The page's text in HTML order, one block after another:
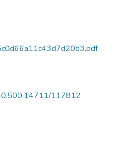
117812